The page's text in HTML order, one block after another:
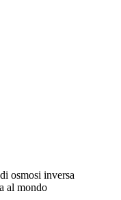
osmosi inversa
al mondo